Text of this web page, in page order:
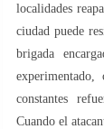
localidades
ciudad puede
brigada
experimentado,
constantes
Cuando el